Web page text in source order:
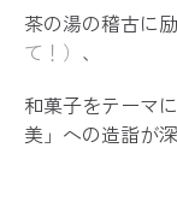
茶の湯の稽古に
て！） 、
和菓子をテーマ
美」への造詣が深